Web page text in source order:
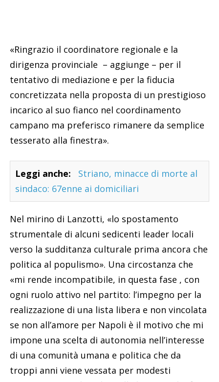
«Ringrazio il coordinatore regionale e la
dirigenza provinciale – aggiunge – per il
tentativo di mediazione e per la fiducia
concretizzata nella proposta di un prestigioso
incarico al suo fianco nel coordinamento
campano ma preferisco rimanere da semplice
tesserato alla finestra».
Leggi anche:
Striano, minacce di morte al
sindaco: 67enne ai domiciliari
Nel mirino di Lanzotti, «lo spostamento
strumentale di alcuni sedicenti leader locali
verso la sudditanza culturale prima ancora che
politica al populismo». Una circostanza che
«mi rende incompatibile, in questa fase , con
ogni ruolo attivo nel partito: l’impegno per la
realizzazione di una lista libera e non vincolata
se non all’amore per Napoli è il motivo che mi
impone una scelta di autonomia nell’interesse
di una comunità umana e politica che da
troppi anni viene vessata per modesti